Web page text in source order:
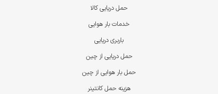
حمل دریایی کالا
خدمات بار هوایی
باربری دریایی
حمل دریایی از چین
حمل بار هوایی از چین
هزینه حمل کانتینر